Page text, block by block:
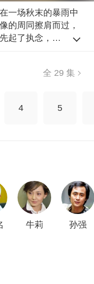
一场秋末的暴雨中
的周同擦肩而过，
起了执念，开始寻
是年轻的芭蕾舞演
的转折。在经历了
至暗时刻，通过不
全 29 集
4 5
牛莉 孙强